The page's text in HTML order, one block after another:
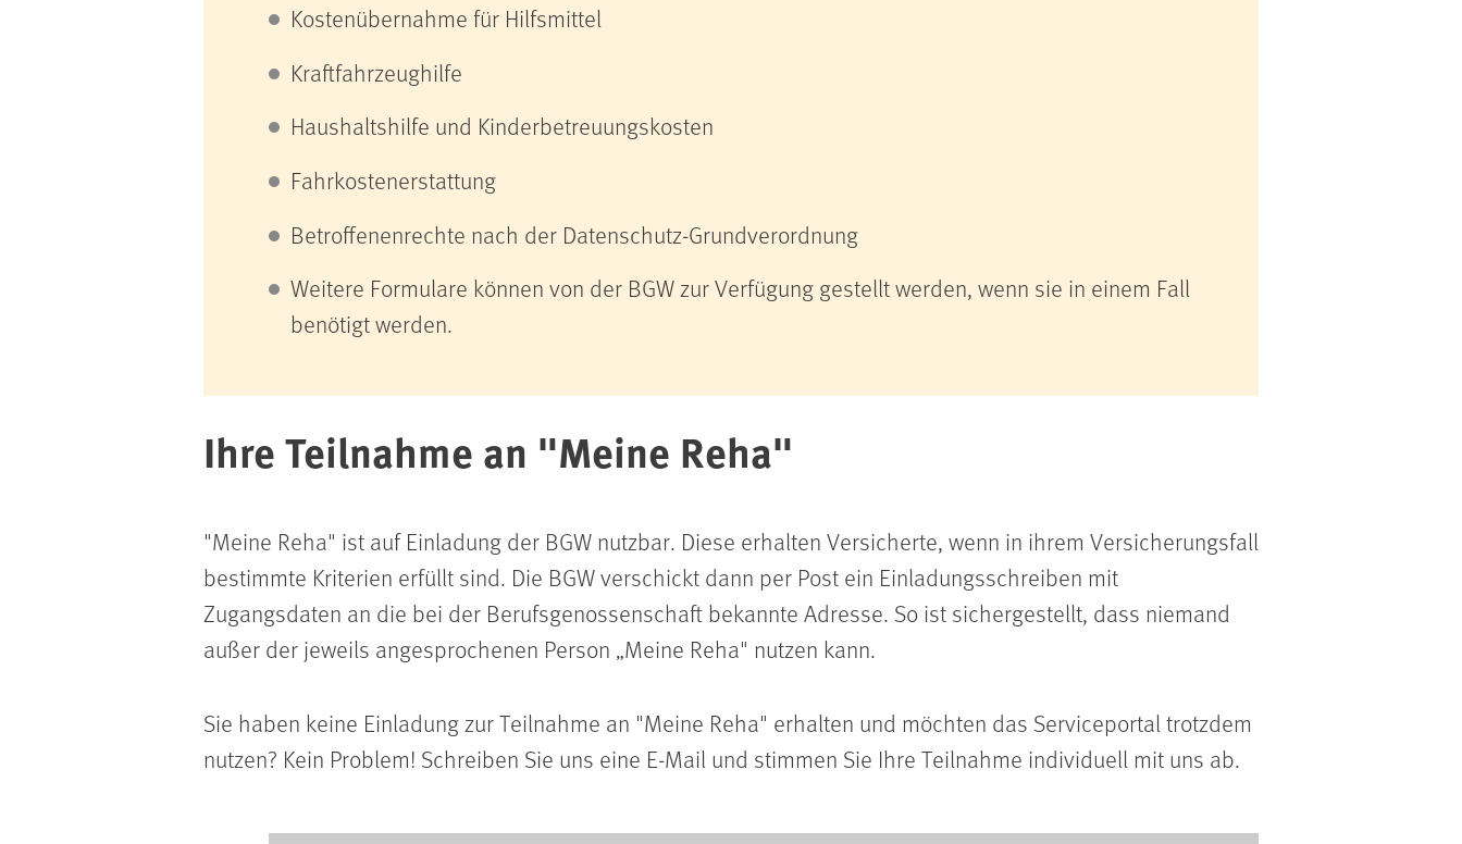
Kostenübernahme für Hilfsmittel
Kraftfahrzeughilfe
Haushaltshilfe und Kinderbetreuungskosten
Fahrkostenerstattung
Betroffenenrechte nach der Datenschutz-Grundverordnung
Weitere Formulare können von der BGW zur Verfügung gestellt werden, wenn sie in einem Fall
benötigt werden.
Ihre Teilnahme an "Meine Reha"
"Meine Reha" ist auf Einladung der BGW nutzbar. Diese erhalten Versicherte, wenn in ihrem Versicherungsfall
bestimmte Kriterien erfüllt sind. Die BGW verschickt dann per Post ein Einladungsschreiben mit
Zugangsdaten an die bei der Berufsgenossenschaft bekannte Adresse. So ist sichergestellt, dass niemand
außer der jeweils angesprochenen Person „Meine Reha" nutzen kann.
Sie haben keine Einladung zur Teilnahme an "Meine Reha" erhalten und möchten das Serviceportal trotzdem
nutzen? Kein Problem! Schreiben Sie uns eine E-Mail und stimmen Sie Ihre Teilnahme individuell mit uns ab.